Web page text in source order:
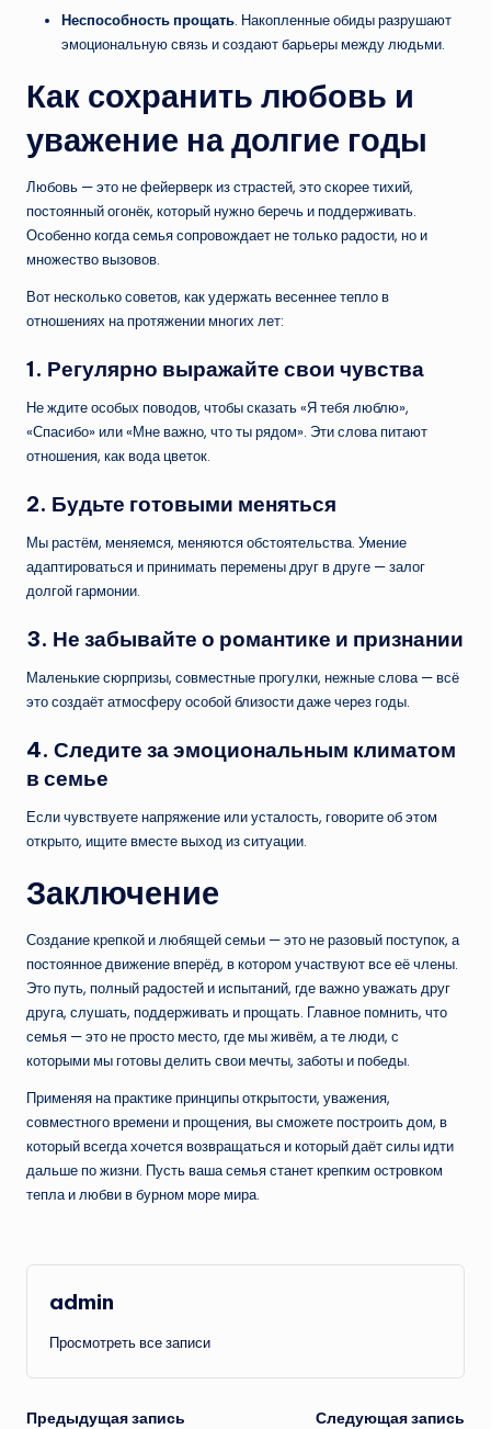
Неспособность прощать. Накопленные обиды разрушают
эмоциональную связь и создают барьеры между людьми.
Как сохранить любовь и
уважение на долгие годы
Любовь — это не фейерверк из страстей, это скорее тихий,
постоянный огонёк, который нужно беречь и поддерживать.
Особенно когда семья сопровождает не только радости, но и
множество вызовов.
Вот несколько советов, как удержать весеннее тепло в
отношениях на протяжении многих лет:
1. Регулярно выражайте свои чувства
Не ждите особых поводов, чтобы сказать «Я тебя люблю»,
«Спасибо» или «Мне важно, что ты рядом». Эти слова питают
отношения, как вода цветок.
2. Будьте готовыми меняться
Мы растём, меняемся, меняются обстоятельства. Умение
адаптироваться и принимать перемены друг в друге — залог
долгой гармонии.
3. Не забывайте о романтике и признании
Маленькие сюрпризы, совместные прогулки, нежные слова — всё
это создаёт атмосферу особой близости даже через годы.
4. Следите за эмоциональным климатом
в семье
Если чувствуете напряжение или усталость, говорите об этом
открыто, ищите вместе выход из ситуации.
Заключение
Создание крепкой и любящей семьи — это не разовый поступок, а
постоянное движение вперёд, в котором участвуют все её члены.
Это путь, полный радостей и испытаний, где важно уважать друг
друга, слушать, поддерживать и прощать. Главное помнить, что
семья — это не просто место, где мы живём, а те люди, с
которыми мы готовы делить свои мечты, заботы и победы.
Применяя на практике принципы открытости, уважения,
совместного времени и прощения, вы сможете построить дом, в
который всегда хочется возвращаться и который даёт силы идти
дальше по жизни. Пусть ваша семья станет крепким островком
тепла и любви в бурном море мира.
admin
Просмотреть все записи
Предыдущая запись Следующая запись